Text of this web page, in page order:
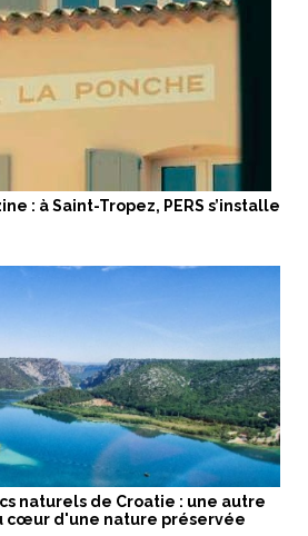
: à Saint-Tropez, PERS s’installe
naturels de Croatie : une autre
cœur d'une nature préservée